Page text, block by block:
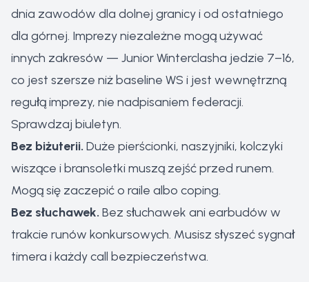
dnia zawodów dla dolnej granicy i od ostatniego
dla górnej. Imprezy niezależne mogą używać
innych zakresów — Junior Winterclasha jedzie 7–16,
co jest szersze niż baseline WS i jest wewnętrzną
regułą imprezy, nie nadpisaniem federacji.
Sprawdzaj biuletyn.
Bez biżuterii. Duże pierścionki, naszyjniki, kolczyki
wiszące i bransoletki muszą zejść przed runem.
Mogą się zaczepić o raile albo coping.
Bez słuchawek. Bez słuchawek ani earbudów w
trakcie runów konkursowych. Musisz słyszeć sygnał
timera i każdy call bezpieczeństwa.